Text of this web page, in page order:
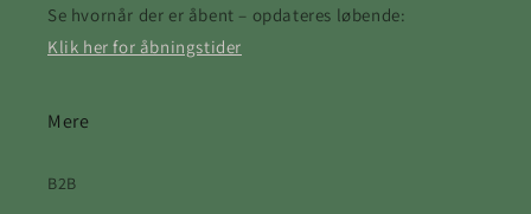
Se hvornår der er åbent – opdateres løbende:
Klik her for åbningstider
Mere
B2B